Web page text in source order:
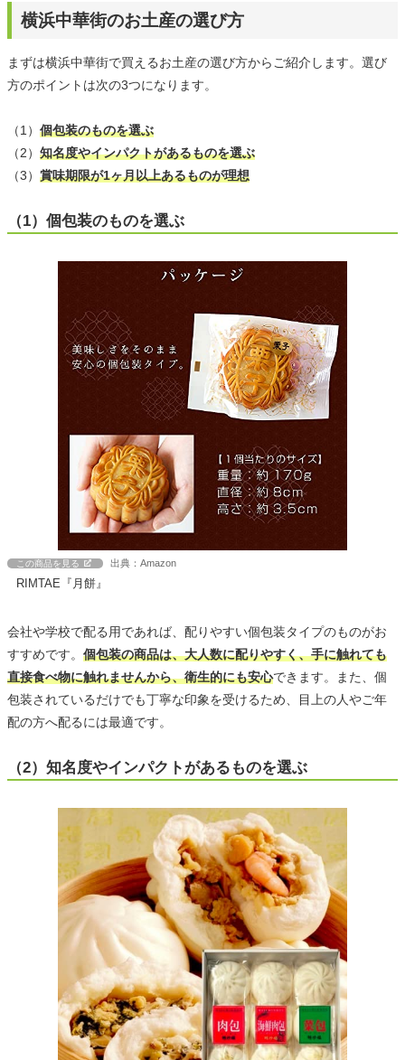
横浜中華街のお土産の選び方
まずは横浜中華街で買えるお土産の選び方からご紹介します。選び
方のポイントは次の3つになります。
（1） 個包装のものを選ぶ
（2） 知名度やインパクトがあるものを選ぶ
（3） 賞味期限が1ヶ月以上あるものが理想
（1）個包装のものを選ぶ
この商品を見る 出典：Amazon
RIMTAE『月餅』
会社や学校で配る用であれば、配りやすい個包装タイプのものがお
すすめです。 個包装の商品は、大人数に配りやすく、手に触れても
直接食べ物に触れませんから、衛生的にも安心できます。また、個
包装されているだけでも丁寧な印象を受けるため、目上の人やご年
配の方へ配るには最適です。
（2）知名度やインパクトがあるものを選ぶ